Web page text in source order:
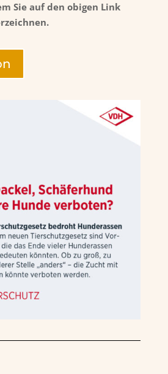
Sie auf den obigen Link